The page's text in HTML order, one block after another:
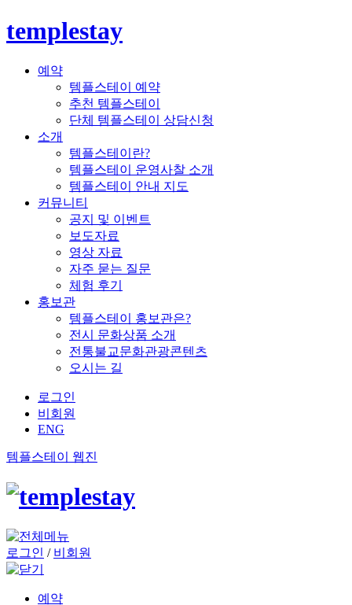
templestay
예약
템플스테이 예약
추천 템플스테이
단체 템플스테이 상담신청
소개
템플스테이란?
템플스테이 운영사찰 소개
템플스테이 안내 지도
커뮤니티
공지 및 이벤트
보도자료
영상 자료
자주 묻는 질문
체험 후기
홍보관
템플스테이 홍보관은?
전시 문화상품 소개
전통불교문화관광콘텐츠
오시는 길
로그인
비회원
ENG
템플스테이 웹진
로그인 / 비회원
예약